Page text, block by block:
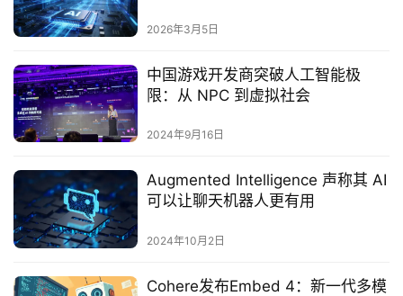
2026年3月5日
中国游戏开发商突破人工智能极
限：从 NPC 到虚拟社会
2024年9月16日
Augmented Intelligence 声称其 AI
可以让聊天机器人更有用
2024年10月2日
‌Cohere发布Embed 4：新一代多模